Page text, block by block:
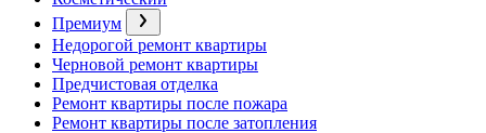
Премиум
Недорогой ремонт квартиры
Черновой ремонт квартиры
Предчистовая отделка
Ремонт квартиры после пожара
Ремонт квартиры после затопления